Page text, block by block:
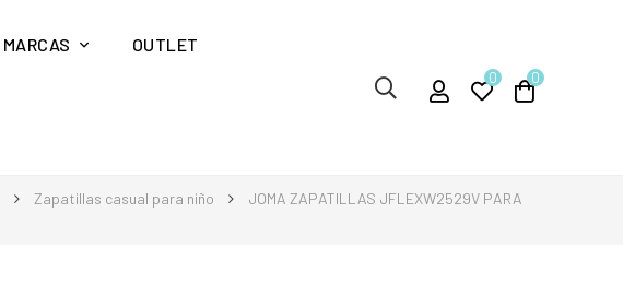
MARCAS OUTLET
0 0
Zapatillas casual para niño
JOMA ZAPATILLAS JFLEXW2529V PARA